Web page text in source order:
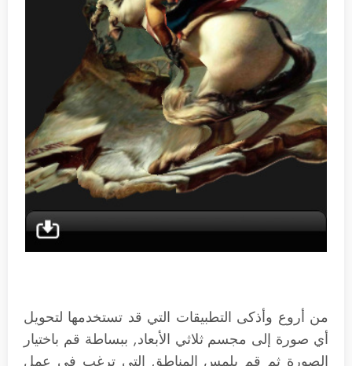
من أروع وأذكى التطبيقات التي قد تستخدمها لتحويل
أي صورة إلى مجسم ثلاثي الأبعاد, ببساطة قم باختيار
الصورة ثم قم بلمس المناطق التي ترغب في عمل